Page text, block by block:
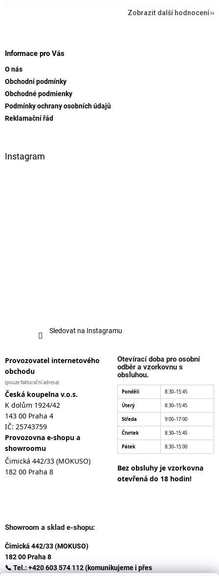
Zobrazit další hodnocení
Informace pro Vás
O nás
Obchodní podmínky
Obchodné podmienky
Podmínky ochrany osobních údajů
Reklamační řád
Instagram
Sledovat na Instagramu
Provozovatel internetového
obchodu
(pouze fakturační adresa)
Česká koupelna v.o.s.
K dolům 1924/42
143 00 Praha 4
IČ: 25743759
Provozovna e-shopu a
showroomu
Čimická 442/33 (MOKUSO)
182 00 Praha 8
Otevírací doba pro osobní
odběr a vzorkovnu s
obsluhou.
Pondělí 8:30–15:45
Úterý 8:30–15:45
Středa 9:00–17:00
Čtvrtek 8:30–15:45
Pátek 8:30–15:00
Bez obsluhy je vzorkovna
otevřená do 18 hodin!
Showroom a sklad e-shopu:
Čimická 442/33 (MOKUSO)
182 00 Praha 8
📞 Tel.: +420 603 574 112 (komunikujeme i přes